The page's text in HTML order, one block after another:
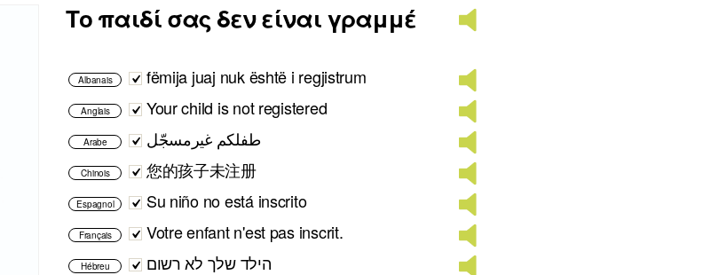
Το παιδί σας δεν είναι γραμμέ
Albanais fëmija juaj nuk është i regjistrum
Anglais Your child is not registered
Arabe طفلكم غيرمسجّل
Chinois 您的孩子未注册
Espagnol Su niño no está inscrito
Français Votre enfant n'est pas inscrit.
Hébreu הילד שלך לא רשום